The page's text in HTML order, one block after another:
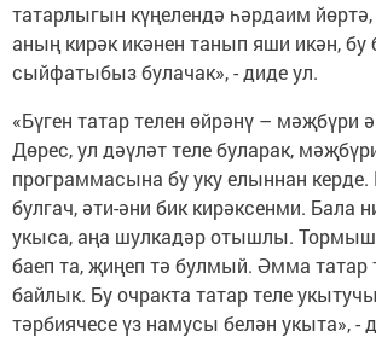
татарлыгын күңелендә һәрдаим йөртә,
аның кирәк икәнен танып яши икән, бу
сыйфатыбыз булачак», - диде ул.
«Бүген татар телен өйрәнү – мәҗбүри
Дөрес, ул дәүләт теле буларак,
программасына бу уку елыннан
булгач, әти-әни бик кирәксенми. Бала
укыса, аңа шулкадәр отышлы.
баеп та, җиңеп тә булмый. Әмма татар
байлык. Бу очракта татар теле
тәрбиячесе үз намусы белән укыта», -